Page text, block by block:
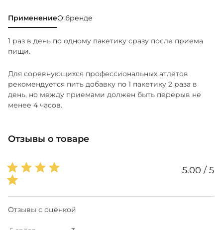
токоферил сукцинат); Семена молочного
чертополоха; Ягоды боярышника; Свёкла; Изолят
белка; Изолят сывороточного белка; L-Таурин;
Корень куркумы; Коэнзим Q10; Лютэин; Ликопен;
(Гидроортофосфат кальция); Фосфор
(Гидроортофосфат кальция); диоксид кремния, l-
карнитина фумарат, лецитин, фармацевтическая
глазурь
таблетка массой 1400 мг (1 таблетка):
микрокристаллическая целлюлоза, окремненная
микрокристаллическая целлюлоза, стеариновая
кислота, стеарат магния,
Элеутерококк колючий (корень); Инозитол; L-
ПрименениеО бренде
1 раз в день по одному пакетику сразу после приема
пищи.
Для соревнующихся профессиональных атлетов
рекомендуется пить добавку по 1 пакетику 2 раза в
день, но между приемами должен быть перерыв не
менее 4 часов.
Отзывы о товаре
5.00 / 5
Отзывы с оценкой